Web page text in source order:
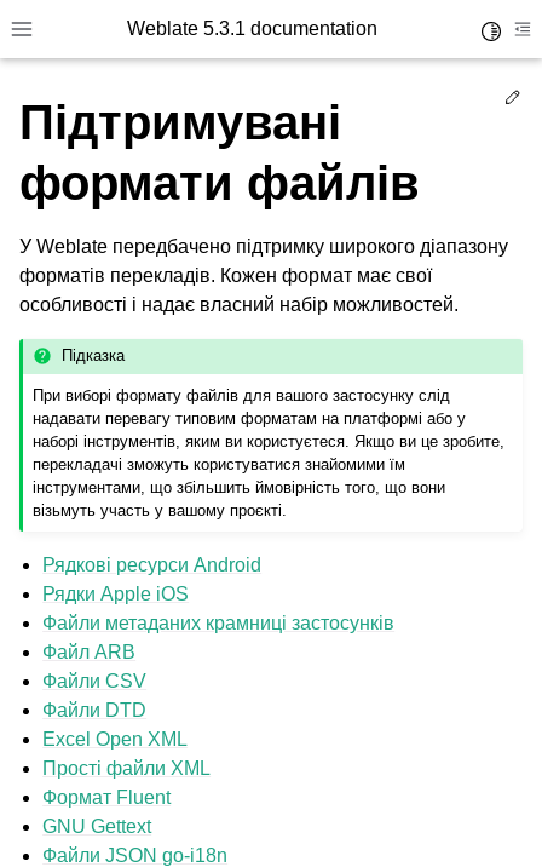
Toggle site navigation sidebar
Weblate 5.3.1 documentation
navigation of Підтримувані формати файлів
Підтримувані
формати файлів
У Weblate передбачено підтримку широкого діапазону
форматів перекладів. Кожен формат має свої
особливості і надає власний набір можливостей.
Підказка
При виборі формату файлів для вашого застосунку слід
надавати перевагу типовим форматам на платформі або у
наборі інструментів, яким ви користуєтеся. Якщо ви це зробите,
перекладачі зможуть користуватися знайомими їм
інструментами, що збільшить ймовірність того, що вони
візьмуть участь у вашому проєкті.
Рядкові ресурси Android
Рядки Apple iOS
Файли метаданих крамниці застосунків
Файл ARB
Файли CSV
Файли DTD
Excel Open XML
Прості файли XML
Формат Fluent
GNU Gettext
Файли JSON go-i18n